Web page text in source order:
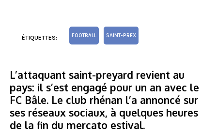
ÉTIQUETTES: FOOTBALL SAINT-PREX
L’attaquant saint-preyard revient au
pays: il s’est engagé pour un an avec le
FC Bâle. Le club rhénan l’a annoncé sur
ses réseaux sociaux, à quelques heures
de la fin du mercato estival.